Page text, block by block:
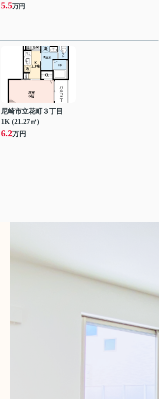
5.5万円
尼崎市立花町３丁目
1K (21.27㎡)
6.2万円